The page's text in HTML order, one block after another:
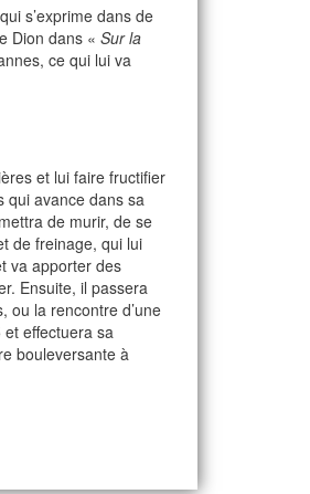
s’exprime dans de
Dion dans « Sur la
ce qui lui va
et lui faire fructifier
qui avance dans sa
de murir, de se
de freinage, qui lui
va apporter des
Ensuite, il passera
ou la rencontre d’une
effectuera sa
bouleversante à